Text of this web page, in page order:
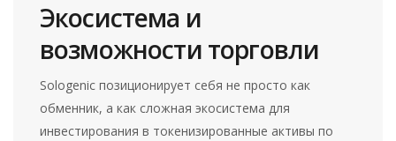
Экосистема и
возможности торговли
Sologenic позиционирует себя не просто как
обменник, а как сложная экосистема для
инвестирования в токенизированные активы по